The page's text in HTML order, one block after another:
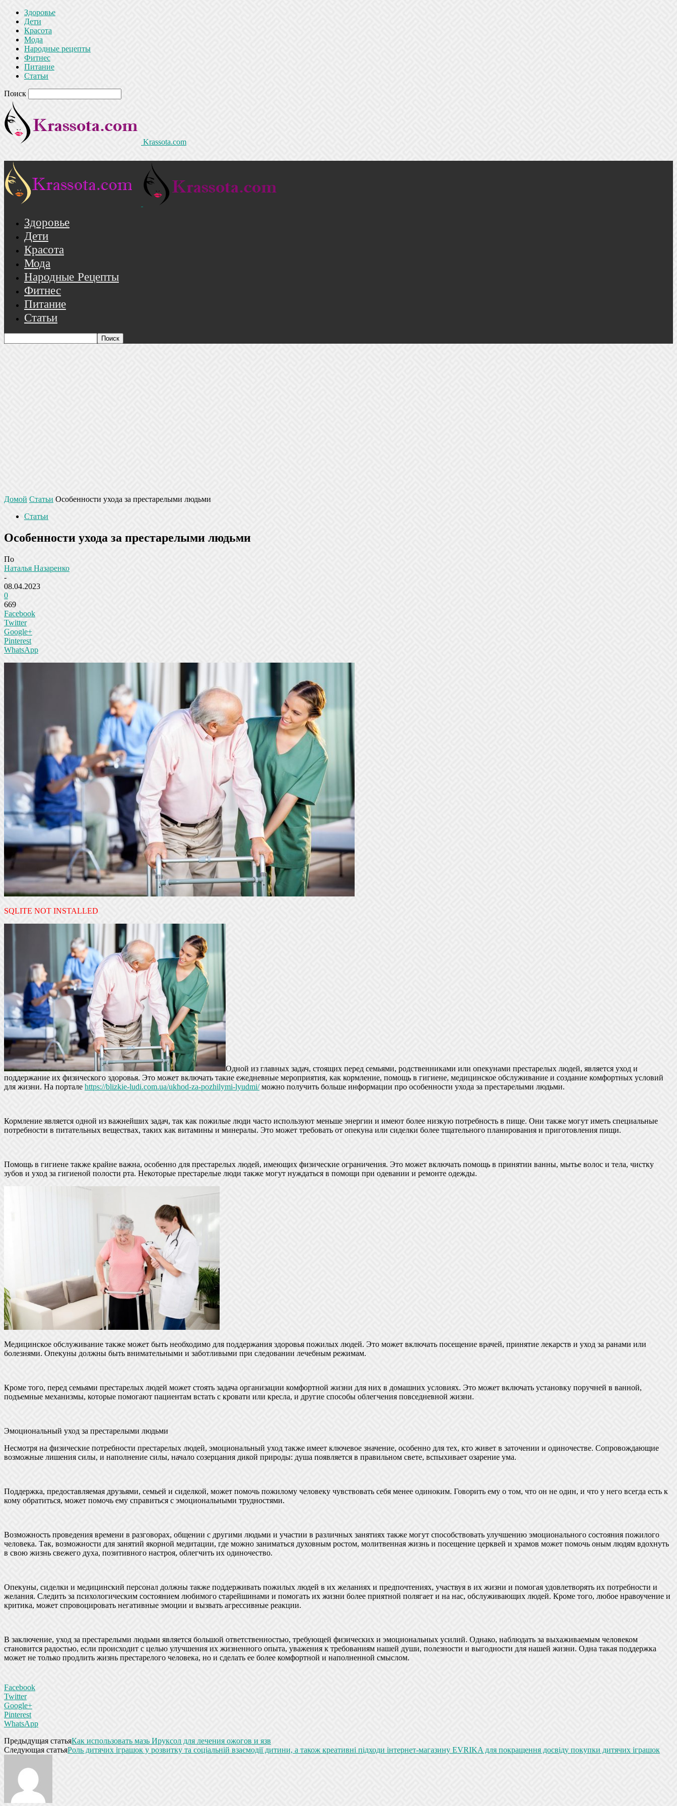
Здоровье
Дети
Красота
Мода
Народные рецепты
Фитнес
Питание
Статьи
Поиск
Krassota.com
Здоровье
Дети
Красота
Мода
Народные Рецепты
Фитнес
Питание
Статьи
Домой Статьи Особенности ухода за престарелыми людьми
Статьи
Особенности ухода за престарелыми людьми
По
Наталья Назаренко
-
08.04.2023
0
669
Facebook
Twitter
Google+
Pinterest
WhatsApp
SQLITE NOT INSTALLED
Одной из главных задач, стоящих перед семьями, родственниками или опекунами престарелых людей, является уход и
поддержание их физического здоровья. Это может включать такие ежедневные мероприятия, как кормление, помощь в гигиене, медицинское обслуживание и создание комфортных условий
для жизни. На портале https://blizkie-ludi.com.ua/ukhod-za-pozhilymi-lyudmi/можно получить больше информации про особенности ухода за престарелыми людьми.
Кормление является одной из важнейших задач, так как пожилые люди часто используют меньше энергии и имеют более низкую потребность в пище. Они также могут иметь специальные
потребности в питательных веществах, таких как витамины и минералы. Это может требовать от опекуна или сиделки более тщательного планирования и приготовления пищи.
Помощь в гигиене также крайне важна, особенно для престарелых людей, имеющих физические ограничения. Это может включать помощь в принятии ванны, мытье волос и тела, чистку
зубов и уход за гигиеной полости рта. Некоторые престарелые люди также могут нуждаться в помощи при одевании и ремонте одежды.
Медицинское обслуживание также может быть необходимо для поддержания здоровья пожилых людей. Это может включать посещение врачей, принятие лекарств и уход за ранами или
болезнями. Опекуны должны быть внимательными и заботливыми при следовании лечебным режимам.
Кроме того, перед семьями престарелых людей может стоять задача организации комфортной жизни для них в домашних условиях. Это может включать установку поручней в ванной,
подъемные механизмы, которые помогают пациентам встать с кровати или кресла, и другие способы облегчения повседневной жизни.
Эмоциональный уход за престарелыми людьми
Несмотря на физические потребности престарелых людей, эмоциональный уход также имеет ключевое значение, особенно для тех, кто живет в заточении и одиночестве. Сопровождающие
возможные лишения силы, и наполнение силы, начало созерцания дикой природы: душа появляется в правильном свете, вспыхивает озарение ума.
Поддержка, предоставляемая друзьями, семьей и сиделкой, может помочь пожилому человеку чувствовать себя менее одиноким. Говорить ему о том, что он не один, и что у него всегда есть к
кому обратиться, может помочь ему справиться с эмоциональными трудностями.
Возможность проведения времени в разговорах, общении с другими людьми и участии в различных занятиях также могут способствовать улучшению эмоционального состояния пожилого
человека. Так, возможности для занятий якорной медитации, где можно заниматься духовным ростом, молитвенная жизнь и посещение церквей и храмов может помочь оным людям вдохнуть
в свою жизнь свежего духа, позитивного настроя, облегчить их одиночество.
Опекуны, сиделки и медицинский персонал должны также поддерживать пожилых людей в их желаниях и предпочтениях, участвуя в их жизни и помогая удовлетворять их потребности и
желания. Следить за психологическим состоянием любимого старейшинами и помогать их жизни более приятной полягает и на нас, обслуживающих людей. Кроме того, любое нравоучение и
критика, может спровоцировать негативные эмоции и вызвать агрессивные реакции.
В заключение, уход за престарелыми людьми является большой ответственностью, требующей физических и эмоциональных усилий. Однако, наблюдать за выхаживаемым человеком
становится радостью, если происходит с целью улучшения их жизненного опыта, уважения к требованиям нашей души, полезности и выгодности для нашей жизни. Одна такая поддержка
может не только продлить жизнь престарелого человека, но и сделать ее более комфортной и наполненной смыслом.
Facebook
Twitter
Google+
Pinterest
WhatsApp
Предыдущая статьяКак использовать мазь Ируксол для лечения ожогов и язв
Следующая статьяРоль дитячих іграшок у розвитку та соціальній взаємодії дитини, а також креативні підходи інтернет-магазину EVRIKA для покращення досвіду покупки дитячих іграшок